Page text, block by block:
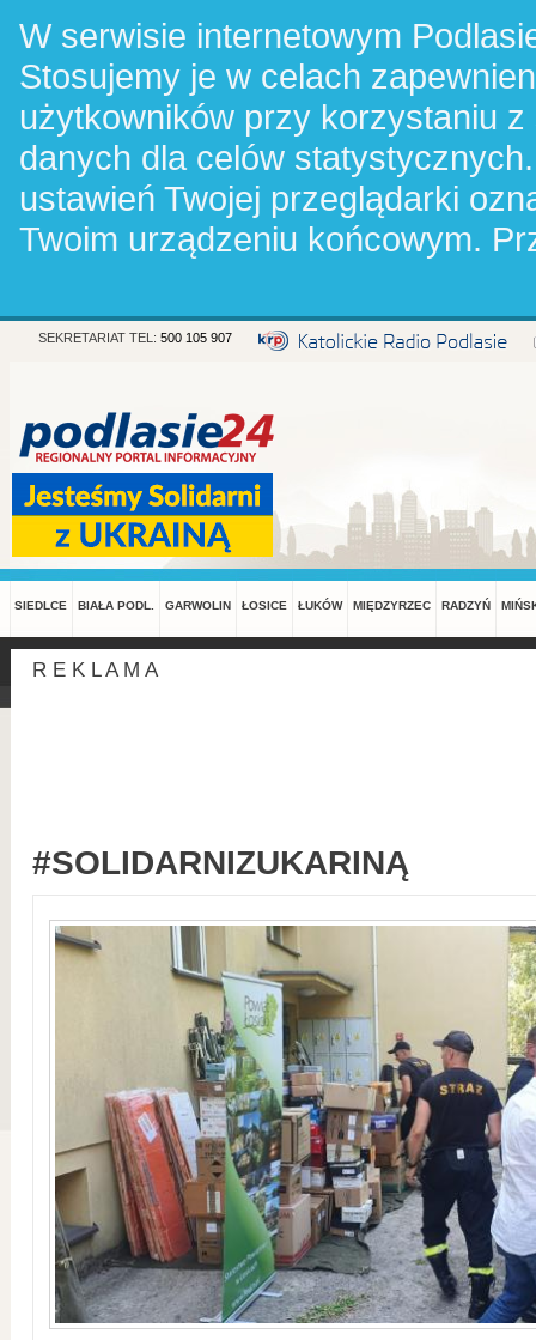
W serwisie internetowym
Stosujemy je w celach
użytkowników przy korzystaniu
danych dla celów
ustawień Twojej przeglądarki
Twoim urządzeniu końcowym.
SEKRETARIAT TEL: 500 105 907
SIEDLCE BIAŁA PODL. GARWOLIN ŁOSICE ŁUKÓW MIĘDZYRZEC RADZYŃ
R E K L A M A
#SOLIDARNIZUKARINĄ